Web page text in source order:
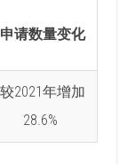
申请数量变化
较2021年增加
28.6%